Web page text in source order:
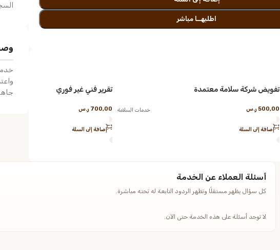
اطلبهــا مباشر
تفويض شركة سلامة معتمدة
خدمات السلامة 500,00 ر.س
إضافة إلى السلة
تقرير فني غير فوري
700,00 ر.س
إضافة إلى السلة
أسئلة العملاء عن الخدمة
كل سؤال يظهر مستقلًا وتظهر الردود التابعة له تحته مباشرة.
لا توجد أسئلة على هذه الخدمة حتى الآن.